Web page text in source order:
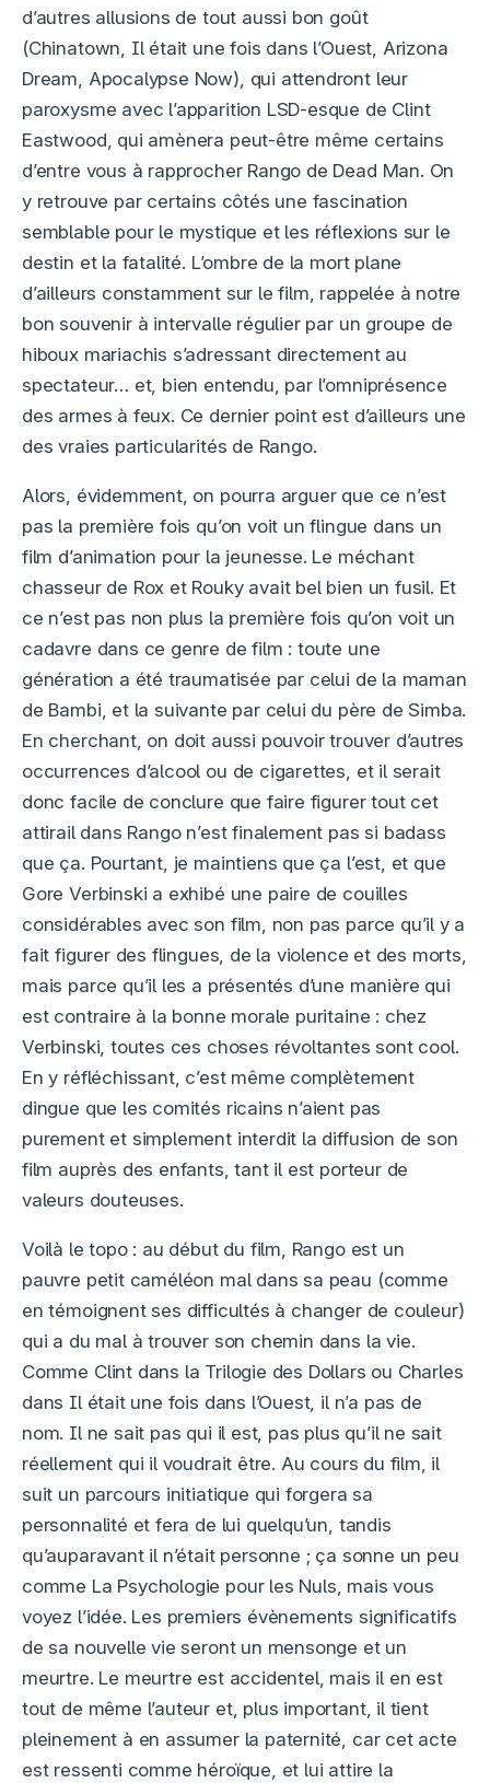
d’autres allusions de tout aussi bon goût
(Chinatown, Il était une fois dans l’Ouest, Arizona
Dream, Apocalypse Now), qui attendront leur
paroxysme avec l’apparition LSD-esque de Clint
Eastwood, qui amènera peut-être même certains
d’entre vous à rapprocher Rango de Dead Man. On
y retrouve par certains côtés une fascination
semblable pour le mystique et les réflexions sur le
destin et la fatalité. L’ombre de la mort plane
d’ailleurs constamment sur le film, rappelée à notre
bon souvenir à intervalle régulier par un groupe de
hiboux mariachis s’adressant directement au
spectateur… et, bien entendu, par l’omniprésence
des armes à feux. Ce dernier point est d’ailleurs une
des vraies particularités de Rango.
Alors, évidemment, on pourra arguer que ce n’est
pas la première fois qu’on voit un flingue dans un
film d’animation pour la jeunesse. Le méchant
chasseur de Rox et Rouky avait bel bien un fusil. Et
ce n’est pas non plus la première fois qu’on voit un
cadavre dans ce genre de film : toute une
génération a été traumatisée par celui de la maman
de Bambi, et la suivante par celui du père de Simba.
En cherchant, on doit aussi pouvoir trouver d’autres
occurrences d’alcool ou de cigarettes, et il serait
donc facile de conclure que faire figurer tout cet
attirail dans Rango n’est finalement pas si badass
que ça. Pourtant, je maintiens que ça l’est, et que
Gore Verbinski a exhibé une paire de couilles
considérables avec son film, non pas parce qu’il y a
fait figurer des flingues, de la violence et des morts,
mais parce qu’il les a présentés d’une manière qui
est contraire à la bonne morale puritaine : chez
Verbinski, toutes ces choses révoltantes sont cool.
En y réfléchissant, c’est même complètement
dingue que les comités ricains n’aient pas
purement et simplement interdit la diffusion de son
film auprès des enfants, tant il est porteur de
valeurs douteuses.
Voilà le topo : au début du film, Rango est un
pauvre petit caméléon mal dans sa peau (comme
en témoignent ses difficultés à changer de couleur)
qui a du mal à trouver son chemin dans la vie.
Comme Clint dans la Trilogie des Dollars ou Charles
dans Il était une fois dans l’Ouest, il n’a pas de
nom. Il ne sait pas qui il est, pas plus qu’il ne sait
réellement qui il voudrait être. Au cours du film, il
suit un parcours initiatique qui forgera sa
personnalité et fera de lui quelqu’un, tandis
qu’auparavant il n’était personne ; ça sonne un peu
comme La Psychologie pour les Nuls, mais vous
voyez l’idée. Les premiers évènements significatifs
de sa nouvelle vie seront un mensonge et un
meurtre. Le meurtre est accidentel, mais il en est
tout de même l’auteur et, plus important, il tient
pleinement à en assumer la paternité, car cet acte
est ressenti comme héroïque, et lui attire la